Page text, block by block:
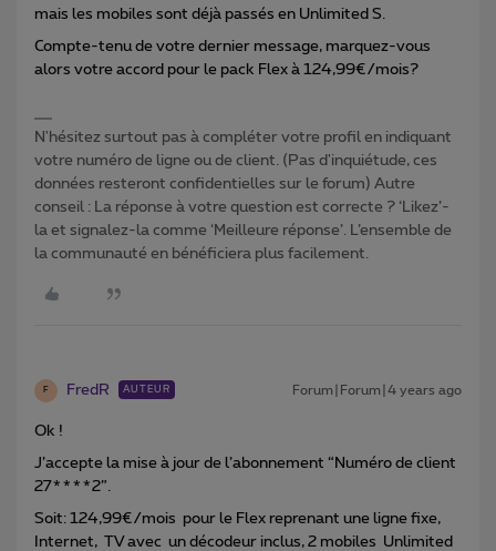
mais les mobiles sont déjà passés en Unlimited S.
Compte-tenu de votre dernier message, marquez-vous
alors votre accord pour le pack Flex à 124,99€/mois?
N'hésitez surtout pas à compléter votre profil en indiquant
votre numéro de ligne ou de client. (Pas d'inquiétude, ces
données resteront confidentielles sur le forum) Autre
conseil : La réponse à votre question est correcte ? ‘Likez’-
la et signalez-la comme ‘Meilleure réponse’. L’ensemble de
la communauté en bénéficiera plus facilement.
F FredR AUTEUR Forum|Forum|4 years ago
Ok !
J’accepte la mise à jour de l’abonnement “Numéro de client
27****2”.
Soit: 124,99€/mois pour le Flex reprenant une ligne fixe,
Internet, TV avec un décodeur inclus, 2 mobiles Unlimited